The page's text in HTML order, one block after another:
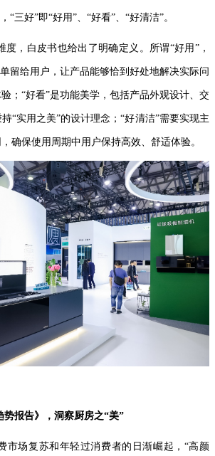
“三好”即“好用”、“好看”、“好清洁”。
度，白皮书也给出了明确定义。所谓“好用”，
留给用户，让产品能够恰到好处地解决实际问
；“好看”是功能美学，包括产品外观设计、交
“实用之美”的设计理念；“好清洁”需要实现主
确保使用周期中用户保持高效、舒适体验。
势报告》，洞察厨房之“美”
市场复苏和年轻过消费者的日渐崛起，“高颜